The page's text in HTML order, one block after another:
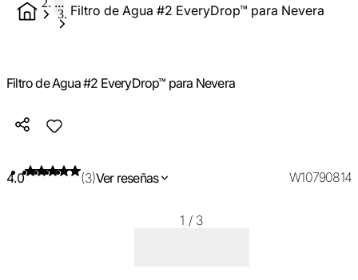
Filtro de Agua #2 EveryDrop™ para Nevera
Filtro de Agua #2 EveryDrop™ para Nevera
4.0 (3)Ver reseñas W10790814
1 / 3